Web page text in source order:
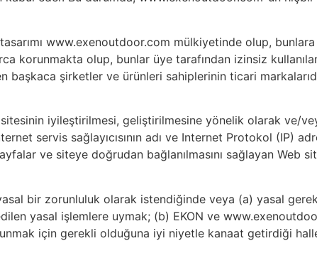
www.exenoutdoor.com mülkiyetinde olup,
korunmakta olup, bunlar üye tarafından izinsiz
şirketler ve ürünleri sahiplerinin ticari
iyileştirilmesi, geliştirilmesine yönelik olarak ve/
servis sağlayıcısının adı ve Internet Protokol (IP)
ve siteye doğrudan bağlanılmasını sağlayan Web
bir zorunluluk olarak istendiğinde veya (a) yasal
yasal işlemlere uymak; (b) EKON ve
için gerekli olduğuna iyi niyetle kanaat getirdiği